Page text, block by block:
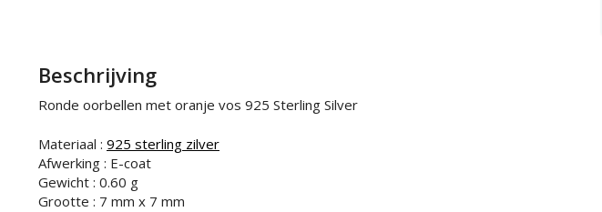
Beschrijving
Ronde oorbellen met oranje vos 925 Sterling Silver
Materiaal : 925 sterling zilver
Afwerking : E-coat
Gewicht : 0.60 g
Grootte : 7 mm x 7 mm